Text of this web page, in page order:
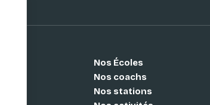
Nos Écoles
Nos coachs
Nos stations